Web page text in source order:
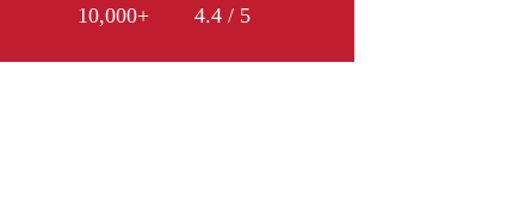
10,000+
4.4 / 5